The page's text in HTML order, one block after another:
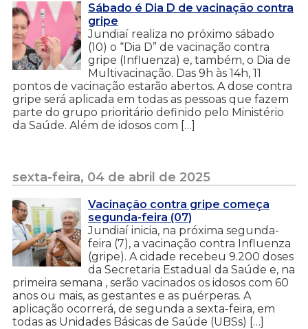
Sábado é Dia D de vacinação contra
gripe
Jundiaí realiza no próximo sábado
(10) o “Dia D” de vacinação contra
gripe (Influenza) e, também, o Dia de
Multivacinação. Das 9h às 14h, 11
pontos de vacinação estarão abertos. A dose contra
gripe será aplicada em todas as pessoas que fazem
parte do grupo prioritário definido pelo Ministério
da Saúde. Além de idosos com […]
sexta-feira, 04 de abril de 2025
Vacinação contra gripe começa
segunda-feira (07)
Jundiaí inicia, na próxima segunda-
feira (7), a vacinação contra Influenza
(gripe). A cidade recebeu 9.200 doses
da Secretaria Estadual da Saúde e, na
primeira semana , serão vacinados os idosos com 60
anos ou mais, as gestantes e as puérperas. A
aplicação ocorrerá, de segunda a sexta-feira, em
todas as Unidades Básicas de Saúde (UBSs) […]